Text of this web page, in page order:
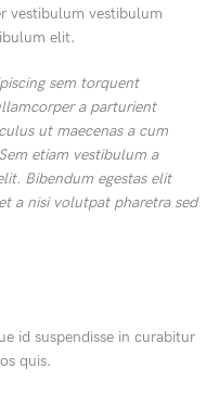
vestibulum vestibulum
elit.
sem torquent
a parturient
ut maecenas a cum
etiam vestibulum a
Bibendum egestas elit
a nisi volutpat pharetra sed
id suspendisse in curabitur
quis.